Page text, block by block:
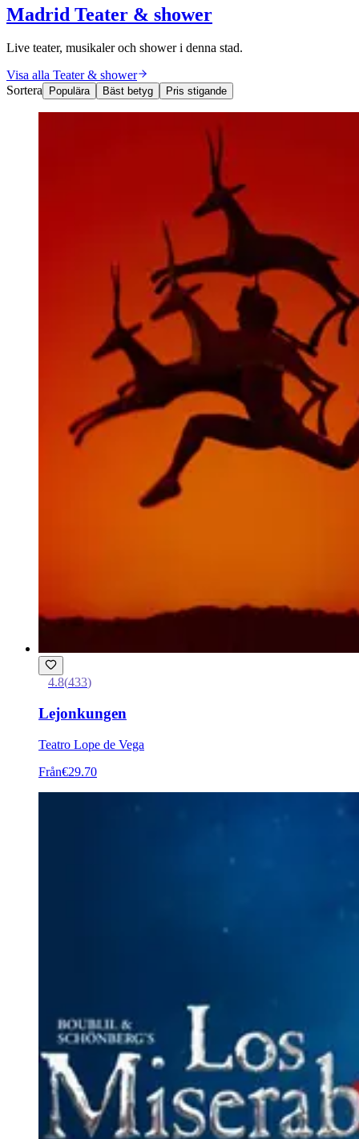
Madrid Teater & shower
Live teater, musikaler och shower i denna stad.
Visa alla Teater & shower
Sortera
Populära Bäst betyg Pris stigande
4.8(433)
Lejonkungen
Teatro Lope de Vega
Från€29.70